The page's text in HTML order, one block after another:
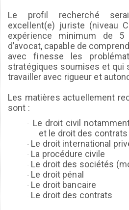
Le profil recherché
excellent(e) juriste (niveau
expérience minimum de
d’avocat, capable de
avec finesse les
stratégiques soumises et qui
travailler avec rigueur et
Les matières actuellement
sont :
·
Le droit civil
et le droit des contrats
· Le droit international
· La procédure civile
· Le droit des sociétés
· Le droit pénal
· Le droit bancaire
· Le droit des contrats